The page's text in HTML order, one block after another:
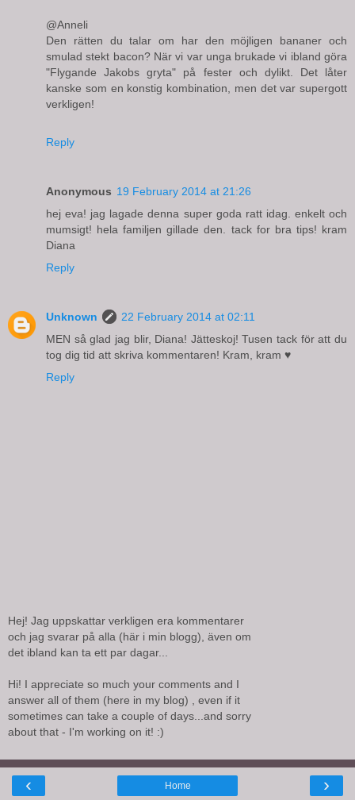
@Anneli
Den rätten du talar om har den möjligen bananer och
smulad stekt bacon? När vi var unga brukade vi ibland göra
"Flygande Jakobs gryta" på fester och dylikt. Det låter
kanske som en konstig kombination, men det var supergott
verkligen!
Reply
Anonymous 19 February 2014 at 21:26
hej eva! jag lagade denna super goda ratt idag. enkelt och
mumsigt! hela familjen gillade den. tack for bra tips! kram
Diana
Reply
Unknown
22 February 2014 at 02:11
MEN så glad jag blir, Diana! Jätteskoj! Tusen tack för att du
tog dig tid att skriva kommentaren! Kram, kram ♥
Reply
Hej! Jag uppskattar verkligen era kommentarer
och jag svarar på alla (här i min blogg), även om
det ibland kan ta ett par dagar...
Hi! I appreciate so much your comments and I
answer all of them (here in my blog) , even if it
sometimes can take a couple of days...and sorry
about that - I'm working on it! :)
‹ ›
Home